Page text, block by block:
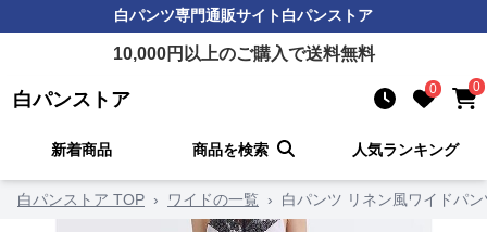
白パンツ専門通販サイト白パンストア
10,000円以上のご購入で送料無料
白パンストア 0 0
新着商品 商品を検索 人気ランキング
白パンストア TOP › ワイドの一覧 › 白パンツ リネン風ワイドパン